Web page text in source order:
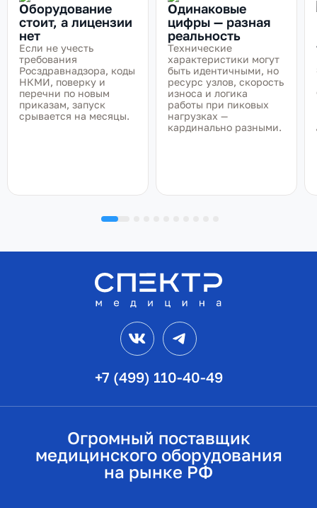
Оборудование
стоит, а лицензии
нет
Если не учесть
требования
Росздравнадзора, коды
НКМИ, поверку и
перечни по новым
приказам, запуск
срывается на месяцы.
Одинаковые
цифры — разная
реальность
Технические
характеристики могут
быть идентичными, но
ресурс узлов, скорость
износа и логика
работы при пиковых
нагрузках —
кардинально разными.
+7 (499) 110-40-49
VK
Огромный поставщик
медицинского оборудования
на рынке РФ